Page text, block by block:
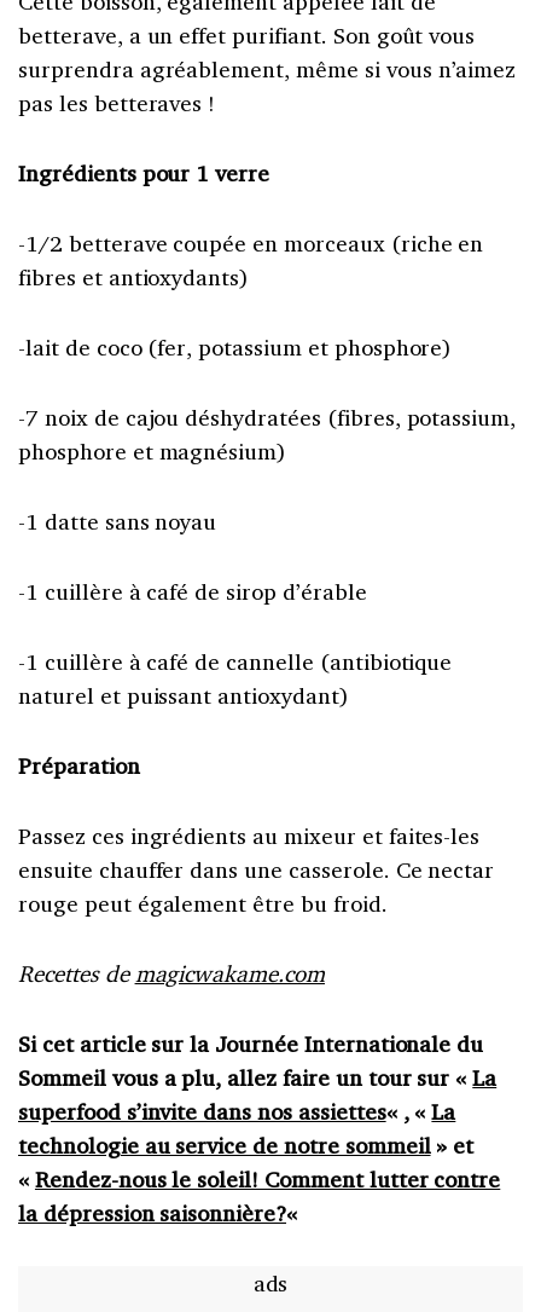
betterave, a un effet purifiant. Son goût vous
surprendra agréablement, même si vous n’aimez
pas les betteraves !
Ingrédients pour 1 verre
-1/2 betterave coupée en morceaux (riche en
fibres et antioxydants)
-lait de coco (fer, potassium et phosphore)
-7 noix de cajou déshydratées (fibres, potassium,
phosphore et magnésium)
-1 datte sans noyau
-1 cuillère à café de sirop d’érable
-1 cuillère à café de cannelle (antibiotique
naturel et puissant antioxydant)
Préparation
Passez ces ingrédients au mixeur et faites-les
ensuite chauffer dans une casserole. Ce nectar
rouge peut également être bu froid.
Recettes demagicwakame.com
Si cet article sur la Journée Internationale du
Sommeil vous a plu, allez faire un tour sur «La
superfood s’invite dans nos assiettes« , «La
technologie au service de notre sommeil» et
« Rendez-nous le soleil! Comment lutter contre
la dépression saisonnière?«
ads